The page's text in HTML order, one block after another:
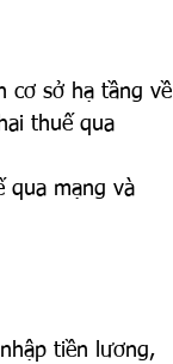
cơ sở hạ tầng về
thuế qua
qua mạng và
tiền lương,